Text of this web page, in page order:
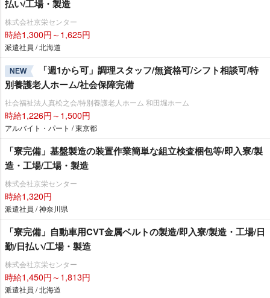
払い/工場・製造
株式会社京栄センター
時給1,300円～1,625円
派遣社員 / 北海道
NEW
「週1から可」調理スタッフ/無資格可/シフト相談可/特
別養護老人ホーム/社会保障完備
社会福祉法人真松之会/特別養護老人ホーム 和田堀ホーム
時給1,226円～1,500円
アルバイト・パート / 東京都
「寮完備」基盤製造の装置作業簡単な組立検査梱包等/即入寮/製
造・工場/工場・製造
株式会社京栄センター
時給1,320円
派遣社員 / 神奈川県
「寮完備」自動車用CVT金属ベルトの製造/即入寮/製造・工場/日
勤/日払い/工場・製造
株式会社京栄センター
時給1,450円～1,813円
派遣社員 / 北海道